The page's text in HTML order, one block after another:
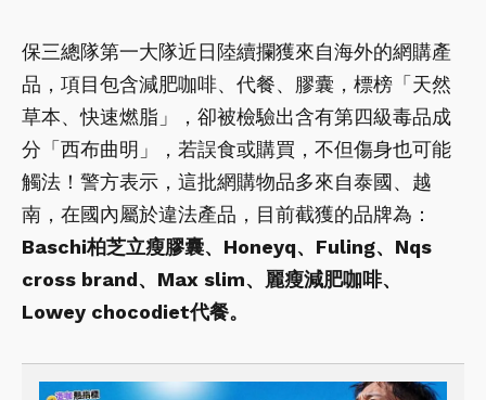
保三總隊第一大隊近日陸續攔獲來自海外的網購產
品，項目包含減肥咖啡、代餐、膠囊，標榜「天然
草本、快速燃脂」，卻被檢驗出含有第四級毒品成
分「西布曲明」，若誤食或購買，不但傷身也可能
觸法！警方表示，這批網購物品多來自泰國、越
南，在國內屬於違法產品，目前截獲的品牌為：
Baschi柏芝立瘦膠囊、Honeyq、Fuling、Nqs
cross brand、Max slim、麗瘦減肥咖啡、
Lowey chocodiet代餐。